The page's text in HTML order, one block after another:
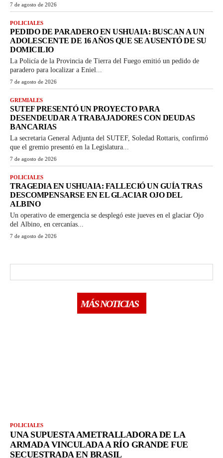
7 de agosto de 2026
POLICIALES
PEDIDO DE PARADERO EN USHUAIA: BUSCAN A UN
ADOLESCENTE DE 16 AÑOS QUE SE AUSENTÓ DE SU
DOMICILIO
La Policía de la Provincia de Tierra del Fuego emitió un pedido de
paradero para localizar a Eniel...
7 de agosto de 2026
GREMIALES
SUTEF PRESENTÓ UN PROYECTO PARA
DESENDEUDAR A TRABAJADORES CON DEUDAS
BANCARIAS
La secretaria General Adjunta del SUTEF, Soledad Rottaris, confirmó
que el gremio presentó en la Legislatura...
7 de agosto de 2026
POLICIALES
TRAGEDIA EN USHUAIA: FALLECIÓ UN GUÍA TRAS
DESCOMPENSARSE EN EL GLACIAR OJO DEL
ALBINO
Un operativo de emergencia se desplegó este jueves en el glaciar Ojo
del Albino, en cercanías...
7 de agosto de 2026
MÁS NOTICIAS
POLICIALES
UNA SUPUESTA AMETRALLADORA DE LA
ARMADA VINCULADA A RÍO GRANDE FUE
SECUESTRADA EN BRASIL